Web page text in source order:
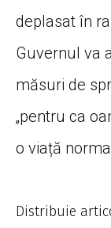
deplasat în
Guvernul va
măsuri de
„pentru ca
o viață
Distribuie